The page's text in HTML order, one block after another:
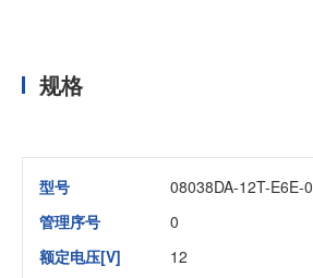
规格
型号
08038DA-12T-E6E-0
管理序号
0
额定电压[V]
12